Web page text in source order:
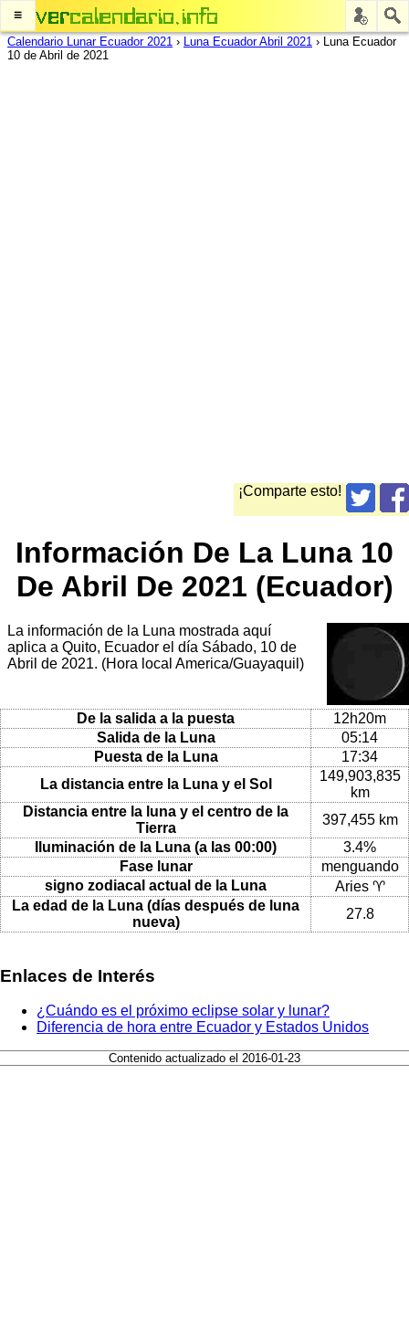
≡
Calendario Lunar Ecuador 2021 › Luna Ecuador Abril 2021 › Luna Ecuador
10 de Abril de 2021
¡Comparte esto!
Información De La Luna 10
De Abril De 2021 (Ecuador)
La información de la Luna mostrada aquí
aplica a Quito, Ecuador el día Sábado, 10 de
Abril de 2021. (Hora local America/Guayaquil)
De la salida a la puesta
12h20m
Salida de la Luna
05:14
Puesta de la Luna
17:34
La distancia entre la Luna y el Sol
149,903,835
km
Distancia entre la luna y el centro de la
Tierra
397,455 km
Iluminación de la Luna (a las 00:00)
3.4%
Fase lunar
menguando
signo zodiacal actual de la Luna
Aries ♈
La edad de la Luna (días después de luna
nueva)
27.8
Enlaces de Interés
¿Cuándo es el próximo eclipse solar y lunar?
Diferencia de hora entre Ecuador y Estados Unidos
Contenido actualizado el 2016-01-23